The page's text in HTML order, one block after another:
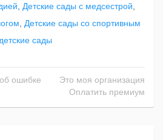
Детские сады с медсестрой
Детские сады со спортивным
сады
ошибке
Это моя организация
Оплатить премиум